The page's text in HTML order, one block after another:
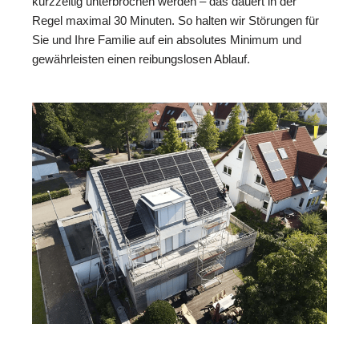
Regel maximal 30 Minuten. So halten wir Störungen für
Sie und Ihre Familie auf ein absolutes Minimum und
gewährleisten einen reibungslosen Ablauf.